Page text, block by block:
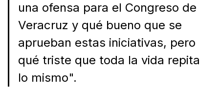
una ofensa para el Congreso de
Veracruz y qué bueno que se
aprueban estas iniciativas, pero
qué triste que toda la vida repita
lo mismo".